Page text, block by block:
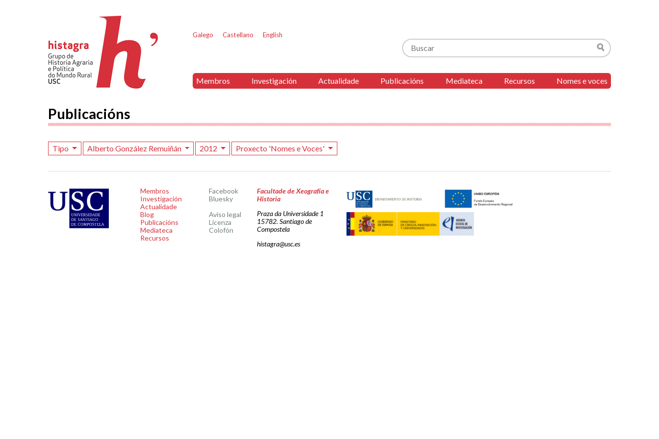
Galego Castellano English
Buscar
Buscar
Membros Investigación Actualidade Publicacións Mediateca Recursos Nomes e voces
Publicacións
Tipo Alberto González Remuiñán 2012 Proxecto 'Nomes e Voces'
Membros
Investigación
Actualidade
Blog
Publicacións
Mediateca
Recursos
Facebook
Bluesky
Aviso legal
Licenza
Colofón
Facultade de Xeografía e
Historia
Praza da Universidade 1
15782. Santiago de
Compostela
histagra@usc.es